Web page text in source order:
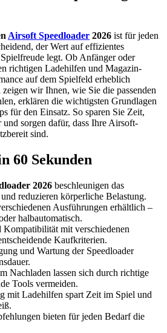
Airsoft Speedloader 2026 ist für jeden
der Wert auf effizientes
legt. Ob Anfänger oder
richtigen Ladehilfen und Magazin-
auf dem Spielfeld erheblich
wir Ihnen, wie Sie die passenden
erklären die wichtigsten Grundlagen
für den Einsatz. So sparen Sie Zeit,
sorgen dafür, dass Ihre Airsoft-
sind.
60 Sekunden
2026 beschleunigen das
reduzieren körperliche Belastung.
Ausführungen erhältlich –
halbautomatisch.
Kompatibilität mit verschiedenen
Kaufkriterien.
und Wartung der Speedloader
Nachladen lassen sich durch richtige
Tools vermeiden.
mit Ladehilfen spart Zeit im Spiel und
bieten für jeden Bedarf die